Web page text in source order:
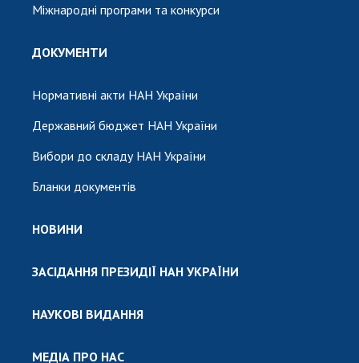
Міжнародні програми та конкурси
ДОКУМЕНТИ
Нормативні акти НАН України
Державний бюджет НАН України
Вибори до складу НАН України
Бланки документів
НОВИНИ
ЗАСІДАННЯ ПРЕЗИДІЇ НАН УКРАЇНИ
НАУКОВІ ВИДАННЯ
МЕДІА ПРО НАС